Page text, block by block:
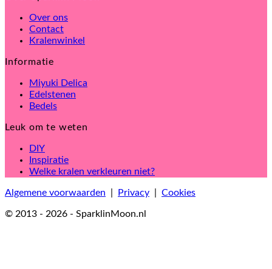
Over ons
Contact
Kralenwinkel
Informatie
Miyuki Delica
Edelstenen
Bedels
Leuk om te weten
DIY
Inspiratie
Welke kralen verkleuren niet?
Algemene voorwaarden Privacy Cookies
© 2013 - 2026 - SparklinMoon.nl